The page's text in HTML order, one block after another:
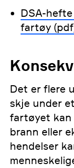
DSA-
fartøy
Det er flere
skje under
fartøyet kan
brann eller
hendelser